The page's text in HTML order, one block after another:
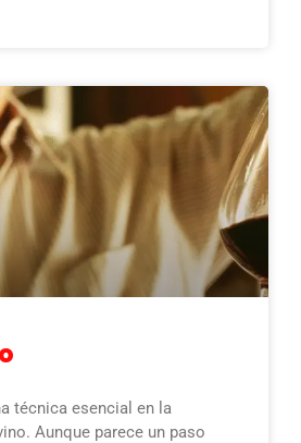
técnica esencial en la
Aunque parece un paso